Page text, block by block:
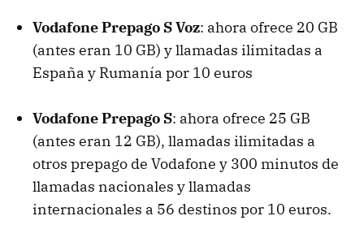
Vodafone Prepago S Voz: ahora ofrece 20 GB
(antes eran 10 GB) y llamadas ilimitadas a
España y Rumanía por 10 euros
Vodafone Prepago S: ahora ofrece 25 GB
(antes eran 12 GB), llamadas ilimitadas a
otros prepago de Vodafone y 300 minutos de
llamadas nacionales y llamadas
internacionales a 56 destinos por 10 euros.